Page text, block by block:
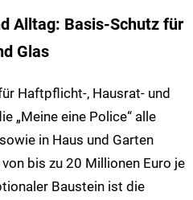
Alltag: Basis-Schutz für
Glas
Haftpflicht-, Hausrat- und
„Meine eine Police“ alle
in Haus und Garten
bis zu 20 Millionen Euro je
Baustein ist die